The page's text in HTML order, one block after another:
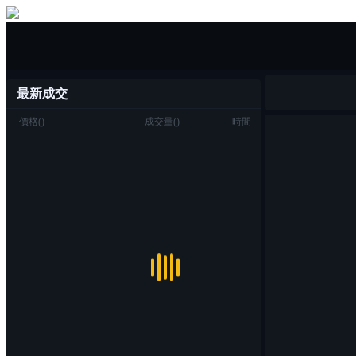
最新成交
價格() 成交量() 時間